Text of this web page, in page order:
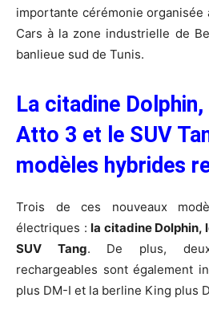
importante cérémonie organisée
Cars à la zone industrielle de
banlieue sud de Tunis.
La citadine
Atto 3 et le SUV
modèles hybrides
Trois de ces nouveaux
électriques : la citadine Dolphin,
SUV Tang. De plus, deux
rechargeables sont également
plus DM-I et la berline King plus